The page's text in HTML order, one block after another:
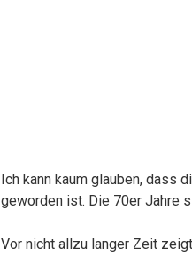
Ich kann kaum glauben, dass
geworden ist. Die 70er Jahre
Vor nicht allzu langer Zeit